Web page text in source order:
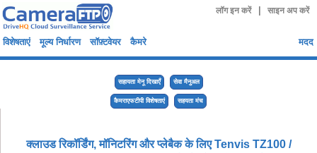
लॉग इन करें साइन अप करें
विशेषताएं मूल्य निर्धारण सॉफ़्टवेयर कैमरे मदद
सहायता मेनू दिखाएँ सेवा मैनुअल
कैमराएफटीपी विशेषताएं सहयता मंच
क्लाउड रिकॉर्डिंग, मॉनिटरिंग और प्लेबैक के लिए Tenvis TZ100 /